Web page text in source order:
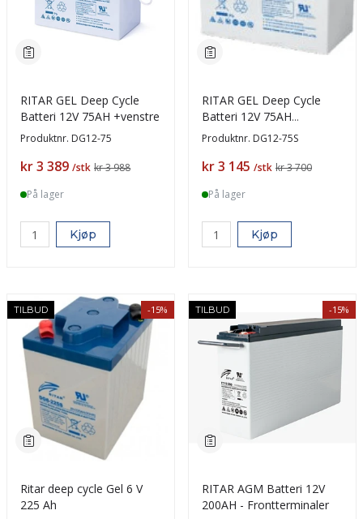
RITAR GEL Deep Cycle
Batteri 12V 75AH +venstre
Produktnr. DG12-75
Pris
kr 3 389 /stk kr 3 988
På lager
Kjøp
RITAR GEL Deep Cycle
Batteri 12V 75AH
(350x167x182mm) +V
Produktnr. DG12-75S
Pris
kr 3 145 /stk kr 3 700
På lager
Kjøp
TILBUD -15%
Ritar deep cycle Gel 6 V
225 Ah
TILBUD -15%
RITAR AGM Batteri 12V
200AH - Frontterminaler